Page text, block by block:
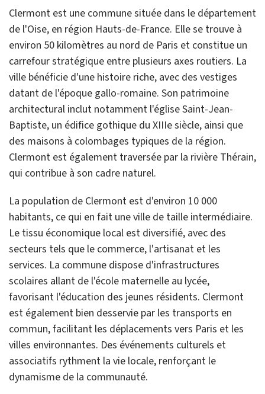
Clermont est une commune située dans le département
de l'Oise, en région Hauts-de-France. Elle se trouve à
environ 50 kilomètres au nord de Paris et constitue un
carrefour stratégique entre plusieurs axes routiers. La
ville bénéficie d'une histoire riche, avec des vestiges
datant de l'époque gallo-romaine. Son patrimoine
architectural inclut notamment l'église Saint-Jean-
Baptiste, un édifice gothique du XIIIe siècle, ainsi que
des maisons à colombages typiques de la région.
Clermont est également traversée par la rivière Thérain,
qui contribue à son cadre naturel.
La population de Clermont est d'environ 10 000
habitants, ce qui en fait une ville de taille intermédiaire.
Le tissu économique local est diversifié, avec des
secteurs tels que le commerce, l'artisanat et les
services. La commune dispose d'infrastructures
scolaires allant de l'école maternelle au lycée,
favorisant l'éducation des jeunes résidents. Clermont
est également bien desservie par les transports en
commun, facilitant les déplacements vers Paris et les
villes environnantes. Des événements culturels et
associatifs rythment la vie locale, renforçant le
dynamisme de la communauté.